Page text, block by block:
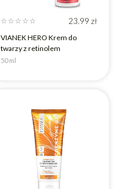
☆ ☆ ☆ ☆ ☆ 23.99 zł
VIANEK HERO Krem do
twarzy z retinolem
50 ml